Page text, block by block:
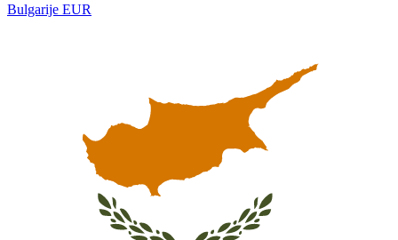
Bulgarije EUR